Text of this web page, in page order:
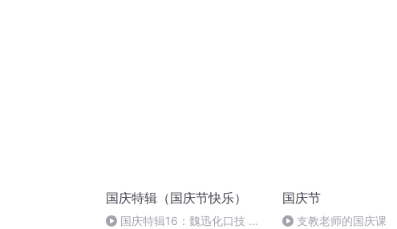
国庆特辑（国庆节快乐）
国庆特辑16：魏迅化口技 二
国庆节
支教老师的国庆课